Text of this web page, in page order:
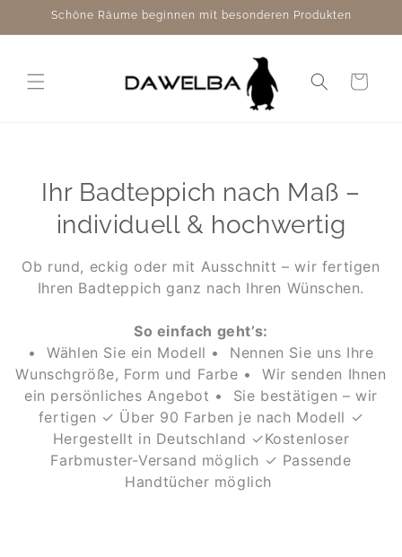
zum
Inhalt
Schöne Räume beginnen mit besonderen Produkten
Warenkorb
Ihr Badteppich nach Maß –
individuell & hochwertig
Ob rund, eckig oder mit Ausschnitt – wir fertigen
Ihren Badteppich ganz nach Ihren Wünschen.
So einfach geht’s:
•
Wählen Sie ein Modell •
Nennen Sie uns Ihre
Wunschgröße, Form und Farbe •
Wir senden Ihnen
ein persönliches Angebot •
Sie bestätigen – wir
fertigen ✓ Über 90 Farben je nach Modell ✓
Hergestellt in Deutschland ✓Kostenloser
Farbmuster-Versand möglich ✓ Passende
Handtücher möglich